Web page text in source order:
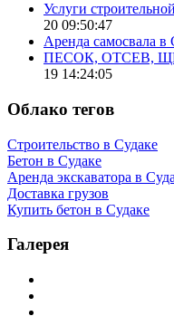
Услуги
20 09:50:47
Аренда самосвала в
ПЕСОК, ОТСЕВ,
19 14:24:05
Облако тегов
Строительство в Судаке
Бетон в Судаке
Аренда экскаватора в
Доставка грузов
Купить бетон в Судаке
Галерея